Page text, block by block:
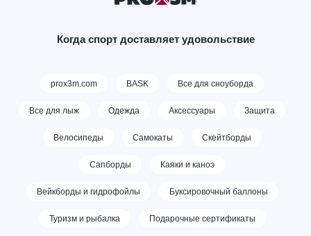
Когда спорт доставляет удовольствие
prox3m.com BASK Все для сноуборда
Все для лыж Одежда Аксессуары Защита
Велосипеды Самокаты Скейтборды
Сапборды Каяки и каноэ
Вейкборды и гидрофойлы Буксировочный баллоны
Туризм и рыбалка Подарочные сертификаты